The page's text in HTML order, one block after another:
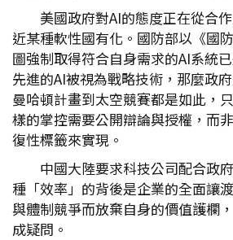
美國政府對AI的態度正在從合
近某種軟性國有化。國防部以《國
圖強制取得符合自身需求的AI系統
先進的AI被視為戰略技術，那麼政
曼哈頓計畫到太空競賽都是如此，
樣的掌控需要公開辯論與授權，而
復性標籤來實現。
中國大陸要求科技公司配合政
種「效率」的背後是企業的全面讓
與體制競爭而放棄自身的價值護欄
成疑問。